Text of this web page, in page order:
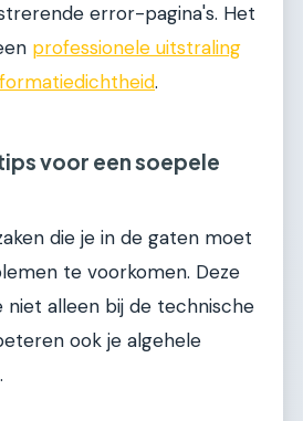
error-pagina's. Het
professionele uitstraling
.
voor een soepele
die je in de gaten moet
te voorkomen. Deze
niet alleen bij de technische
ook je algehele